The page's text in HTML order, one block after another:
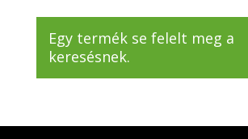
Egy termék se felelt meg a
keresésnek.